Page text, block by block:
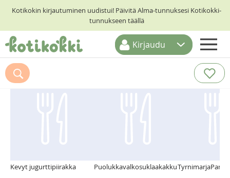
Kotikokin kirjautuminen uudistui! Päivitä Alma-tunnuksesi Kotikokki-
tunnukseen täällä
ETUSIVU
RESEPTIHAKU
Kirjaudu
Suosittelemme myös
Kevyt jugurttipiirakka Puolukkavalkosuklaakakku